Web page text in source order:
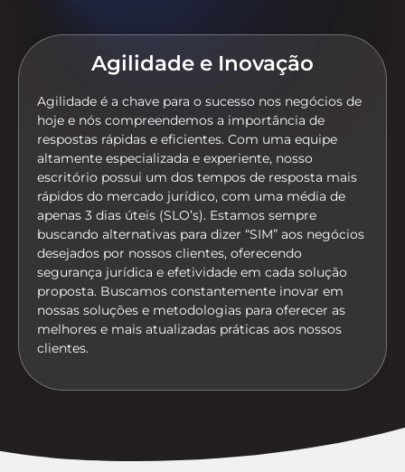
Agilidade e Inovação
Agilidade é a chave para o sucesso nos negócios de
hoje e nós compreendemos a importância de
respostas rápidas e eficientes. Com uma equipe
altamente especializada e experiente, nosso
escritório possui um dos tempos de resposta mais
rápidos do mercado jurídico, com uma média de
apenas 3 dias úteis (SLO’s). Estamos sempre
buscando alternativas para dizer “SIM” aos negócios
desejados por nossos clientes, oferecendo
segurança jurídica e efetividade em cada solução
proposta. Buscamos constantemente inovar em
nossas soluções e metodologias para oferecer as
melhores e mais atualizadas práticas aos nossos
clientes.